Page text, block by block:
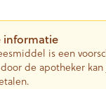
informatie
is een
de apotheker